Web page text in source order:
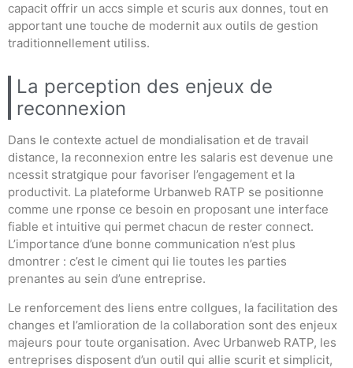
capacit offrir un accs simple et scuris aux donnes, tout en
apportant une touche de modernit aux outils de gestion
traditionnellement utiliss.
La perception des enjeux de
reconnexion
Dans le contexte actuel de mondialisation et de travail
distance, la reconnexion entre les salaris est devenue une
ncessit stratgique pour favoriser l’engagement et la
productivit. La plateforme Urbanweb RATP se positionne
comme une rponse ce besoin en proposant une interface
fiable et intuitive qui permet chacun de rester connect.
L’importance d’une bonne communication n’est plus
dmontrer : c’est le ciment qui lie toutes les parties
prenantes au sein d’une entreprise.
Le renforcement des liens entre collgues, la facilitation des
changes et l’amlioration de la collaboration sont des enjeux
majeurs pour toute organisation. Avec Urbanweb RATP, les
entreprises disposent d’un outil qui allie scurit et simplicit,